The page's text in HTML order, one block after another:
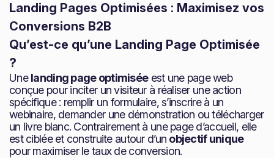
Landing Pages Optimisées : Maximisez vos
Conversions B2B
Qu’est-ce qu’une Landing Page Optimisée
?
Unelanding page optimiséeest une page web
conçue pour inciter un visiteur à réaliser une action
spécifique : remplir un formulaire, s’inscrire à un
webinaire, demander une démonstration ou télécharger
un livre blanc. Contrairement à une page d’accueil, elle
est ciblée et construite autour d’un objectif unique
pour maximiser le taux de conversion.